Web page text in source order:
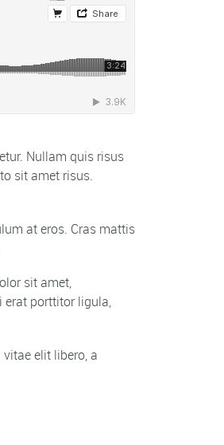
Nullam quis risus
sit amet risus.
at eros. Cras mattis
sit amet,
erat porttitor ligula,
elit libero, a